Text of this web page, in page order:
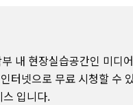
내 현장실습공간인 미디
터넷으로 무료 시청할 수
입니다.